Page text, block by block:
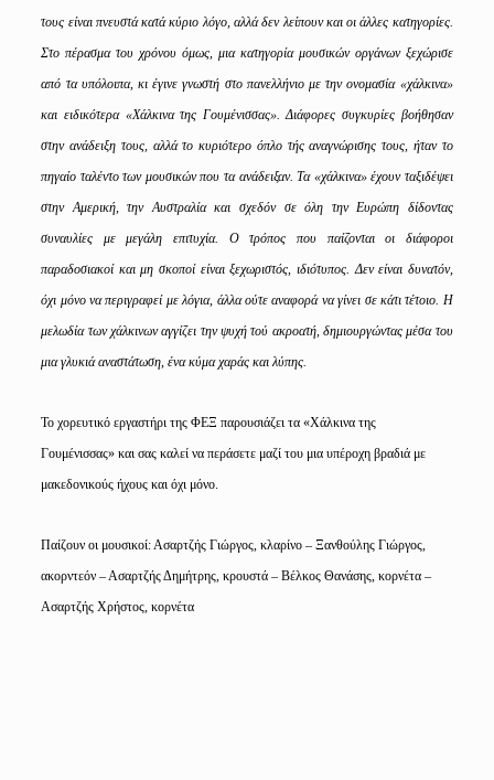
τους είναι πνευστά κατά κύριο λόγο, αλλά δεν λείπουν και οι άλλες κατηγορίες.
Στο πέρασμα του χρόνου όμως, μια κατηγορία μουσικών οργάνων ξεχώρισε
από τα υπόλοιπα, κι έγινε γνωστή στο πανελλήνιο με την ονομασία «χάλκινα»
και ειδικότερα «Χάλκινα της Γουμένισσας». Διάφορες συγκυρίες βοήθησαν
στην ανάδειξη τους, αλλά το κυριότερο όπλο τής αναγνώρισης τους, ήταν το
πηγαίο ταλέντο των μουσικών που τα ανάδειξαν. Τα «χάλκινα» έχουν ταξιδέψει
στην Αμερική, την Αυστραλία και σχεδόν σε όλη την Ευρώπη δίδοντας
συναυλίες με μεγάλη επιτυχία. Ο τρόπος που παίζονται οι διάφοροι
παραδοσιακοί και μη σκοποί είναι ξεχωριστός, ιδιότυπος. Δεν είναι δυνατόν,
όχι μόνο να περιγραφεί με λόγια, άλλα ούτε αναφορά να γίνει σε κάτι τέτοιο. Η
μελωδία των χάλκινων αγγίζει την ψυχή τού ακροατή, δημιουργώντας μέσα του
μια γλυκιά αναστάτωση, ένα κύμα χαράς και λύπης.
Το χορευτικό εργαστήρι της ΦΕΞ παρουσιάζει τα «Χάλκινα της
Γουμένισσας» και σας καλεί να περάσετε μαζί του μια υπέροχη βραδιά με
μακεδονικούς ήχους και όχι μόνο.
Παίζουν οι μουσικοί: Ασαρτζής Γιώργος, κλαρίνο – Ξανθούλης Γιώργος,
ακορντεόν – Ασαρτζής Δημήτρης, κρουστά – Βέλκος Θανάσης, κορνέτα –
Ασαρτζής Χρήστος, κορνέτα